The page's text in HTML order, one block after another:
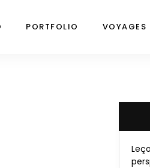
PORTFOLIO VOYAGES